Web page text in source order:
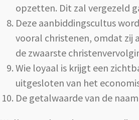
opzetten. Dit zal vergezeld
Deze aanbiddingscultus
vooral christenen, omdat zij
de zwaarste
Wie loyaal is krijgt een
uitgesloten van het
De getalwaarde van de